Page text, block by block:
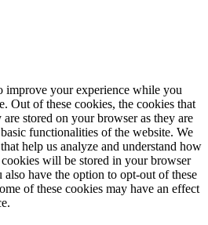
improve your experience while you
Out of these cookies, the cookies that
are stored on your browser as they are
functionalities of the website. We
help us analyze and understand how
will be stored in your browser
have the option to opt-out of these
of these cookies may have an effect